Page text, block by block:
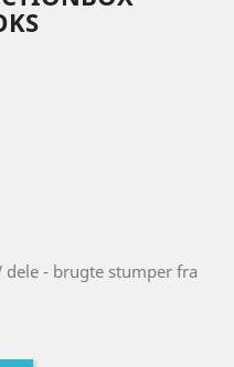
dele - brugte stumper fra